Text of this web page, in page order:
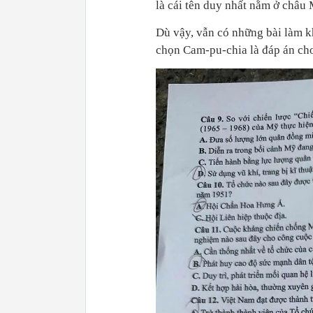
là cái tên duy nhất nằm ở châu
Dù vậy, vẫn có những bài làm
chọn Cam-pu-chia là đáp án